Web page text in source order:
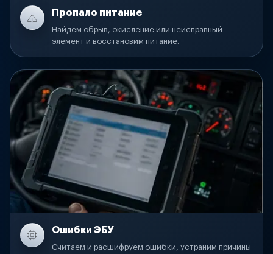
Пропало питание
Найдем обрыв, окисление или неисправный
элемент и восстановим питание.
Ошибки ЭБУ
Считаем и расшифруем ошибки, устраним причины